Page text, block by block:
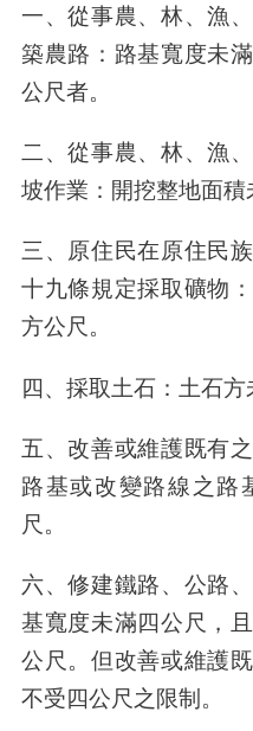
一、從事農、林、漁
築農路：路基寬度未
公尺者。
二、從事農、林、漁
坡作業：開挖整地面積
三、原住民在原住民
十九條規定採取礦物
方公尺。
四、採取土石：土石方
五、改善或維護既有
路基或改變路線之路
尺。
六、修建鐵路、公路
基寬度未滿四公尺，
公尺。但改善或維護
不受四公尺之限制。